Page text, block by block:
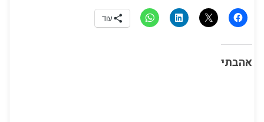
עוד
אהבתי